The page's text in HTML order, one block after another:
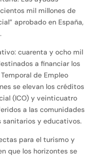
mil millones de
aprobado en España,
cuarenta y ocho mil
a financiar los
de Empleo
se elevan los créditos
(ICO) y veinticuatro
a las comunidades
sanitarios y educativos.
para el turismo y
que los horizontes se